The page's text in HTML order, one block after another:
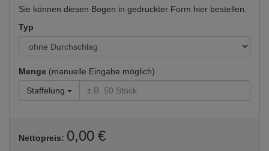
Sie können diesen Bogen in gedruckter Form hier bestellen.
Typ
Menge (manuelle Eingabe möglich)
Staffelung
Nettopreis: 0,00 €